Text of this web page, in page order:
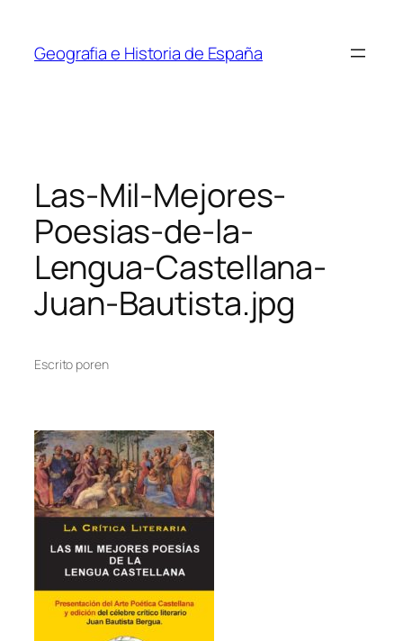
contenido
Geografia e Historia de España
Las-Mil-Mejores-
Poesias-de-la-
Lengua-Castellana-
Juan-Bautista.jpg
Escrito poren